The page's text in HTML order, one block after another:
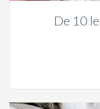
De 10